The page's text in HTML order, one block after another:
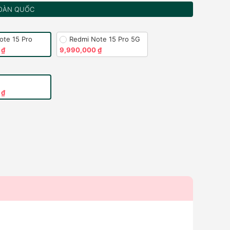
QUỐC
15 Pro
Redmi Note 15 Pro 5G
9,990,000 ₫